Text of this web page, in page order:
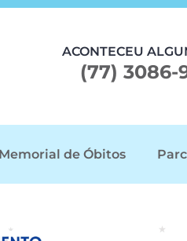
ACONTECEU
(77) 3086-
Memorial de Óbitos